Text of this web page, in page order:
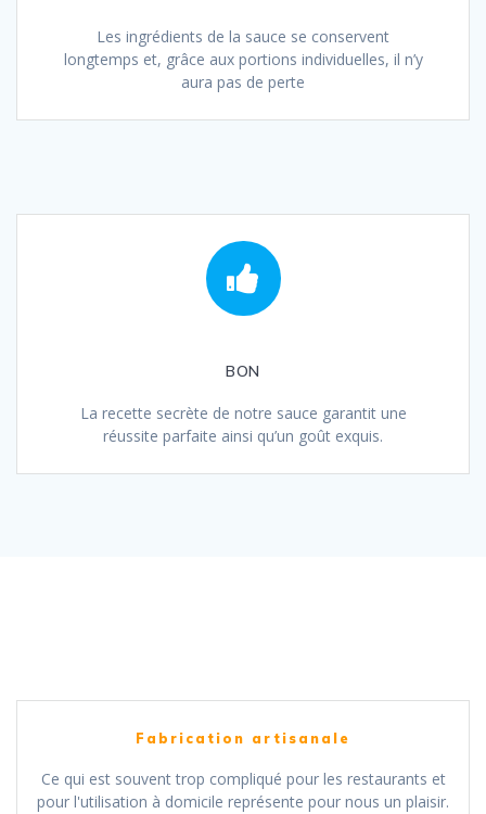
Les ingrédients de la sauce se conservent
longtemps et, grâce aux portions individuelles, il n’y
aura pas de perte
BON
La recette secrète de notre sauce garantit une
réussite parfaite ainsi qu’un goût exquis.
Fabrication artisanale
Ce qui est souvent trop compliqué pour les restaurants et
pour l'utilisation à domicile représente pour nous un plaisir.